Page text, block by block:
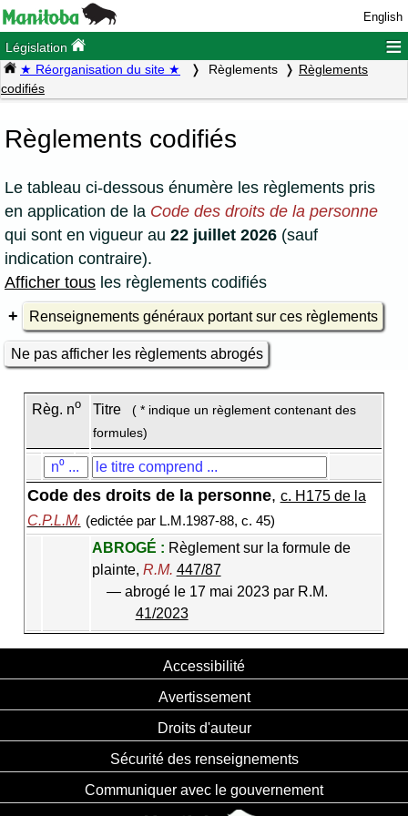
English
Législation ≡
★ Réorganisation du site ★ Règlements
Règlements
codifiés
Règlements codifiés
Le tableau ci-dessous énumère les règlements pris
en application de la Code des droits de la personne
qui sont en vigueur au 22 juillet 2026 (sauf
indication contraire).
Afficher tous les règlements codifiés
Renseignements généraux portant sur ces règlements
Ne pas afficher les règlements abrogés
Règ. no Titre
( * indique un règlement contenant des
formules)
Code des droits de la personne, c. H175 de la
C.P.L.M. (edictée par L.M.1987-88, c. 45)
ABROGÉ : Règlement sur la formule de
plainte, R.M. 447/87
— abrogé le 17 mai 2023 par R.M.
41/2023
Accessibilité
Avertissement
Droits d'auteur
Sécurité des renseignements
Communiquer avec le gouvernement